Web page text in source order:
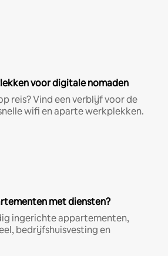
voor digitale nomaden
reis? Vind een verblijf voor de
wifi en aparte werkplekken.
met diensten?
ingerichte appartementen,
bedrijfshuisvesting en